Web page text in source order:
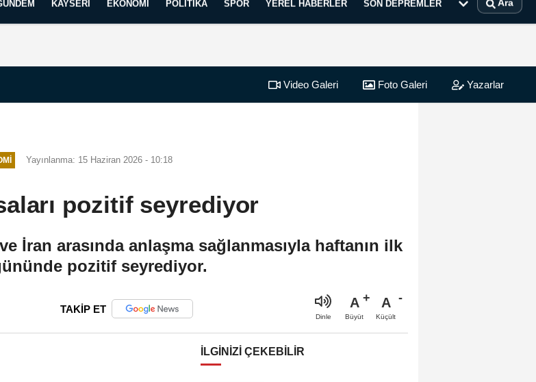
KAYSERI EKONOMI POLITIKA SPOR YEREL HABERLER SON DEPREMLER Ara
Video Galeri Foto Galeri Yazarlar
Yayınlanma: 15 Haziran 2026 - 10:18
pozitif seyrediyor
İran arasında anlaşma sağlanmasıyla haftanın ilk
pozitif seyrediyor.
TAKİP ET
Dinle
A
Büyüt
A
Küçült
İLGINIZI ÇEKEBILIR